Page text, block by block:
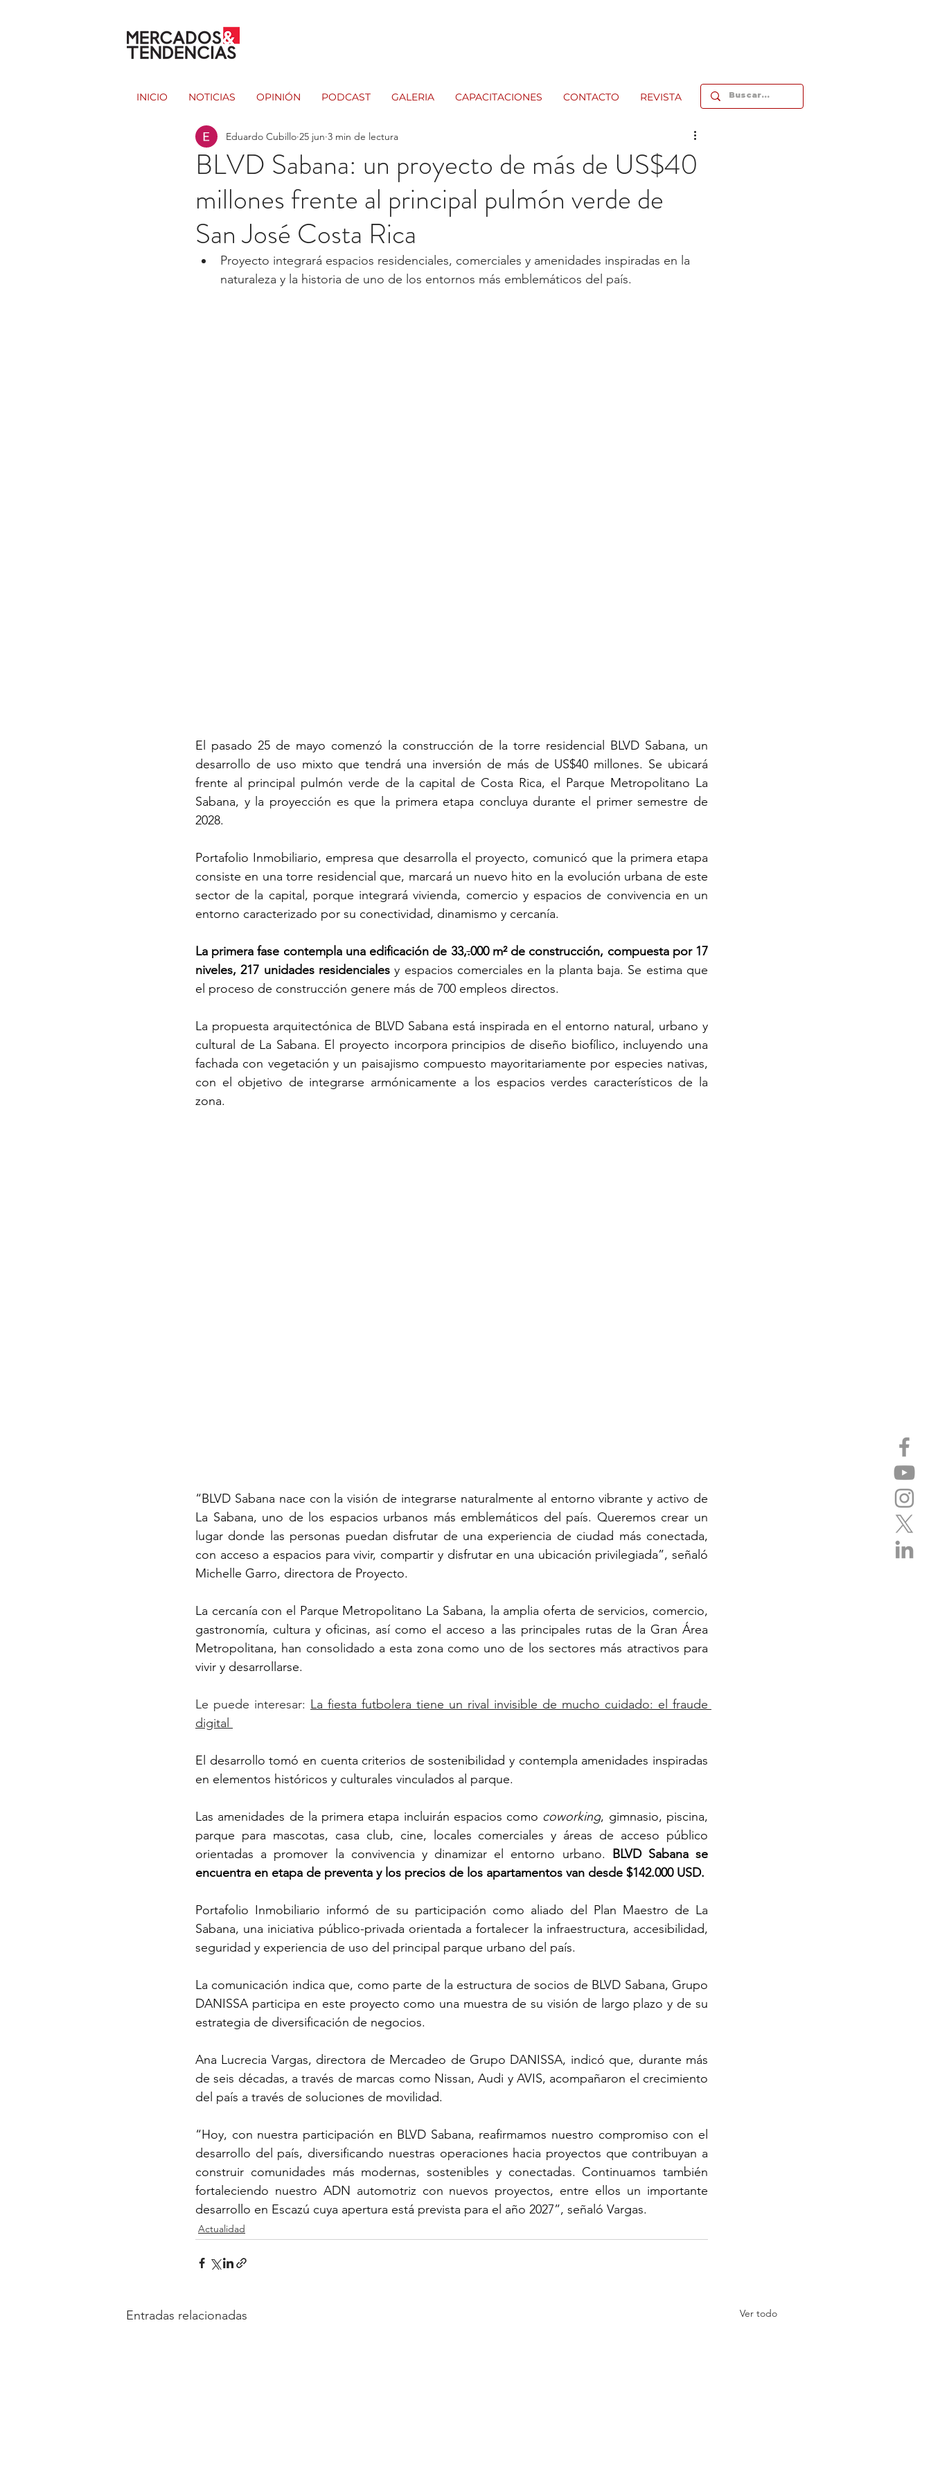
INICIO NOTICIAS OPINIÓN PODCAST GALERIA CAPACITACIONES CONTACTO REVISTA
BLVD Sabana: un proyecto de más de US$40
millones frente al principal pulmón verde de
San José Costa Rica
Eduardo Cubillo 25 jun 3 min de lectura
Proyecto integrará espacios residenciales, comerciales y amenidades inspiradas en la
naturaleza y la historia de uno de los entornos más emblemáticos del país.
El pasado 25 de mayo comenzó la construcción de la torre residencial BLVD Sabana, un
desarrollo de uso mixto que tendrá una inversión de más de US$40 millones. Se ubicará
frente al principal pulmón verde de la capital de Costa Rica, el Parque Metropolitano La
Sabana, y la proyección es que la primera etapa concluya durante el primer semestre de
2028.
Portafolio Inmobiliario, empresa que desarrolla el proyecto, comunicó que la primera etapa
consiste en una torre residencial que, marcará un nuevo hito en la evolución urbana de este
sector de la capital, porque integrará vivienda, comercio y espacios de convivencia en un
entorno caracterizado por su conectividad, dinamismo y cercanía.
La primera fase contempla una edificación de 33,.000 m² de construcción, compuesta por 17
niveles, 217 unidades residenciales y espacios comerciales en la planta baja. Se estima que
el proceso de construcción genere más de 700 empleos directos.
La propuesta arquitectónica de BLVD Sabana está inspirada en el entorno natural, urbano y
cultural de La Sabana. El proyecto incorpora principios de diseño biofílico, incluyendo una
fachada con vegetación y un paisajismo compuesto mayoritariamente por especies nativas,
con el objetivo de integrarse armónicamente a los espacios verdes característicos de la
zona.
“BLVD Sabana nace con la visión de integrarse naturalmente al entorno vibrante y activo de
La Sabana, uno de los espacios urbanos más emblemáticos del país. Queremos crear un
lugar donde las personas puedan disfrutar de una experiencia de ciudad más conectada,
con acceso a espacios para vivir, compartir y disfrutar en una ubicación privilegiada”, señaló
Michelle Garro, directora de Proyecto.
La cercanía con el Parque Metropolitano La Sabana, la amplia oferta de servicios, comercio,
gastronomía, cultura y oficinas, así como el acceso a las principales rutas de la Gran Área
Metropolitana, han consolidado a esta zona como uno de los sectores más atractivos para
vivir y desarrollarse.
Le puede interesar: La fiesta futbolera tiene un rival invisible de mucho cuidado: el fraude
digital
El desarrollo tomó en cuenta criterios de sostenibilidad y contempla amenidades inspiradas
en elementos históricos y culturales vinculados al parque.
Las amenidades de la primera etapa incluirán espacios como coworking, gimnasio, piscina,
parque para mascotas, casa club, cine, locales comerciales y áreas de acceso público
orientadas a promover la convivencia y dinamizar el entorno urbano.
BLVD Sabana se
encuentra en etapa de preventa y los precios de los apartamentos van desde $142.000 USD.
Portafolio Inmobiliario informó de su participación como aliado del Plan Maestro de La
Sabana, una iniciativa público-privada orientada a fortalecer la infraestructura, accesibilidad,
seguridad y experiencia de uso del principal parque urbano del país.
La comunicación indica que, como parte de la estructura de socios de BLVD Sabana, Grupo
DANISSA participa en este proyecto como una muestra de su visión de largo plazo y de su
estrategia de diversificación de negocios.
Ana Lucrecia Vargas, directora de Mercadeo de Grupo DANISSA, indicó que, durante más
de seis décadas, a través de marcas como Nissan, Audi y AVIS, acompañaron el crecimiento
del país a través de soluciones de movilidad.
“Hoy, con nuestra participación en BLVD Sabana, reafirmamos nuestro compromiso con el
desarrollo del país, diversificando nuestras operaciones hacia proyectos que contribuyan a
construir comunidades más modernas, sostenibles y conectadas. Continuamos también
fortaleciendo nuestro ADN automotriz con nuevos proyectos, entre ellos un importante
desarrollo en Escazú cuya apertura está prevista para el año 2027”, señaló Vargas.
Actualidad
Entradas relacionadas Ver todo